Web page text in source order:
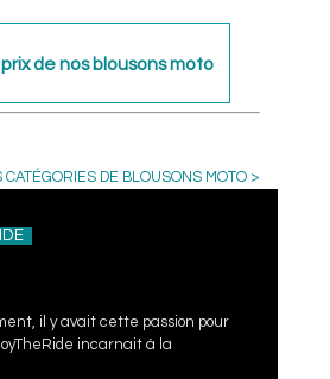
de nos blousons moto
CATÉGORIES DE BLOUSONS MOTO >
il y avait cette passion pour
incarnait à la